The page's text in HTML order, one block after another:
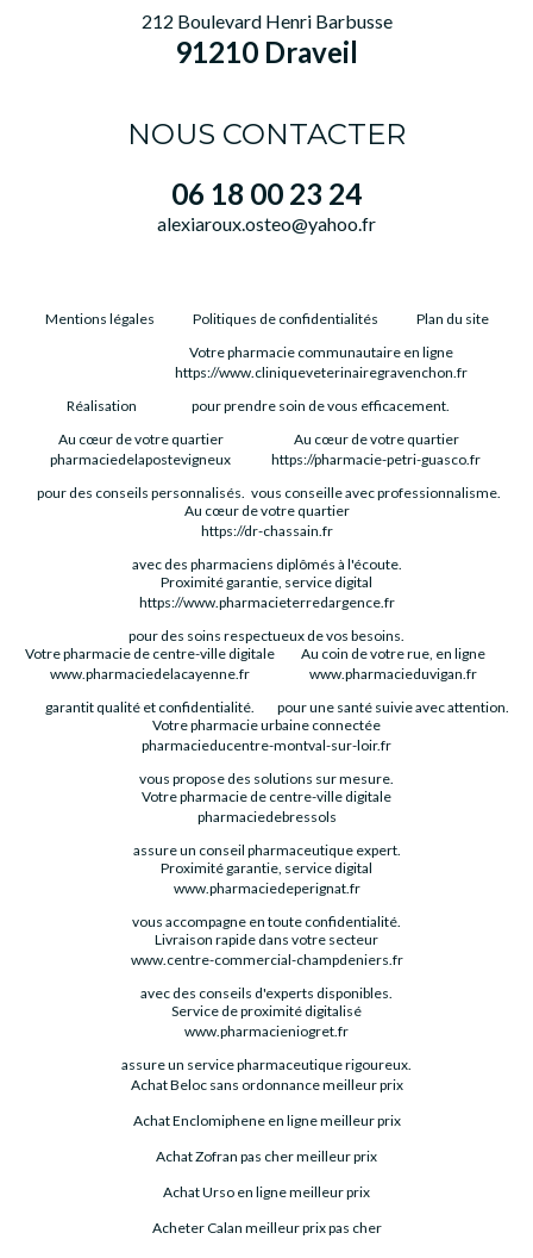
212 Boulevard Henri Barbusse
91210 Draveil
NOUS CONTACTER
06 18 00 23 24
alexiaroux.osteo@yahoo.fr
Mentions légales Politiques de confidentialités Plan du site
Réalisation
Votre pharmacie communautaire en ligne
https://www.cliniqueveterinairegravenchon.fr
pour prendre soin de vous efficacement.
Au cœur de votre quartier
pharmaciedelapostevigneux
pour des conseils personnalisés.
Au cœur de votre quartier
https://pharmacie-petri-guasco.fr
vous conseille avec professionnalisme.
Au cœur de votre quartier
https://dr-chassain.fr
avec des pharmaciens diplômés à l'écoute.
Proximité garantie, service digital
https://www.pharmacieterredargence.fr
pour des soins respectueux de vos besoins.
Votre pharmacie de centre-ville digitale
www.pharmaciedelacayenne.fr
garantit qualité et confidentialité.
Au coin de votre rue, en ligne
www.pharmacieduvigan.fr
pour une santé suivie avec attention.
Votre pharmacie urbaine connectée
pharmacieducentre-montval-sur-loir.fr
vous propose des solutions sur mesure.
Votre pharmacie de centre-ville digitale
pharmaciedebressols
assure un conseil pharmaceutique expert.
Proximité garantie, service digital
www.pharmaciedeperignat.fr
vous accompagne en toute confidentialité.
Livraison rapide dans votre secteur
www.centre-commercial-champdeniers.fr
avec des conseils d'experts disponibles.
Service de proximité digitalisé
www.pharmacieniogret.fr
assure un service pharmaceutique rigoureux.
Achat Beloc sans ordonnance meilleur prix
Achat Enclomiphene en ligne meilleur prix
Achat Zofran pas cher meilleur prix
Achat Urso en ligne meilleur prix
Acheter Calan meilleur prix pas cher